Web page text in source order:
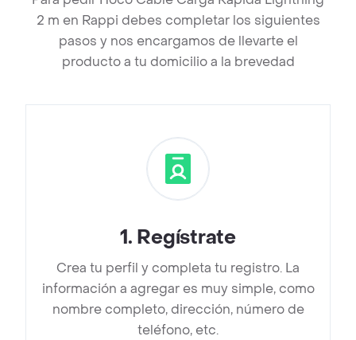
2 m en Rappi debes completar los siguientes
pasos y nos encargamos de llevarte el
producto a tu domicilio a la brevedad
1. Regístrate
Crea tu perfil y completa tu registro. La
información a agregar es muy simple, como
nombre completo, dirección, número de
teléfono, etc.